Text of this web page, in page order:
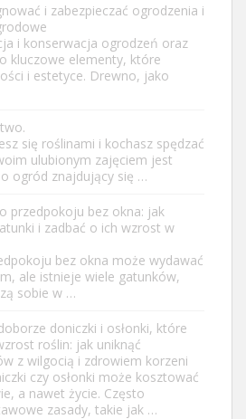
i zabezpieczać ogrodzenia i
i konserwacja ogrodzeń oraz
kluczowe elementy, które
i estetyce. Drewno, jako
się roślinami i kochasz spędzać
ulubionym zajęciem jest
ogród znajdujący się …
przedpokoju bez okna: jak
i zadbać o ich wzrost w
bez okna może wydawać
ale istnieje wiele gatunków,
sobie w …
doniczki i osłonki, które
roślin: jak uniknąć
z wilgocią i zdrowiem korzeni
czy osłonki może kosztować
a nawet życie. Często
zasady, takie jak …